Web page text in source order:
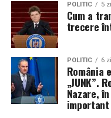
POLITIC 5
Cum a
trecere
POLITIC 6
România
„JUNK”.
Nazare,
important